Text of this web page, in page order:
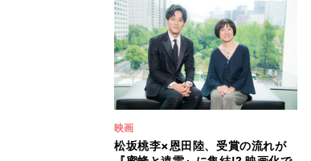
映画
松坂桃李×恩田陸、受賞の流れが